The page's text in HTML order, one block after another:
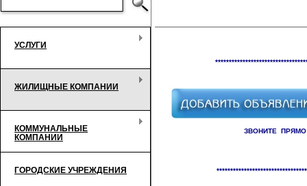
УСЛУГИ
ЖИЛИЩНЫЕ КОМПАНИИ
КОММУНАЛЬНЫЕ
КОМПАНИИ
ГОРОДСКИЕ УЧРЕЖДЕНИЯ
ЗВОНИТЕ
Справочник